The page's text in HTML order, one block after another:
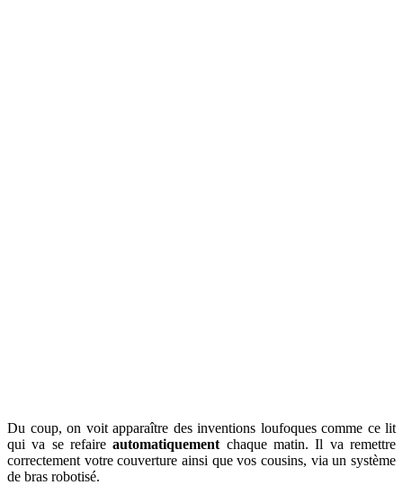
Du coup, on voit apparaître des inventions loufoques comme ce lit
qui va se refaireautomatiquement chaque matin. Il va remettre
correctement votre couverture ainsi que vos cousins, via un système
de bras robotisé.